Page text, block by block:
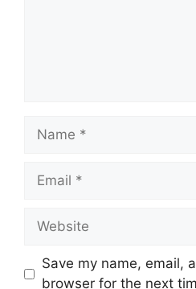
Name
Email
Website
Save my name, email,
browser for the next